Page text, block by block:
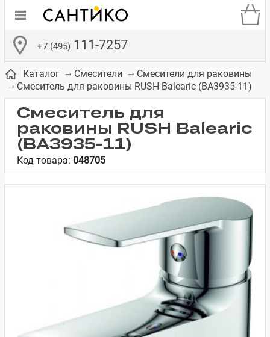
+7 (495) 111-7257
Бачки для
унитазов
Сиденья для
унитазов
Смесители для
встраиваемых
систем
Зеркало-шкаф
Полки в ванную
Каталог Смесители
Смесители для раковины
Смеситель для раковины RUSH Balearic (BA3935-11)
Смеситель для
раковины RUSH Balearic
(BA3935-11)
Код товара: 048705